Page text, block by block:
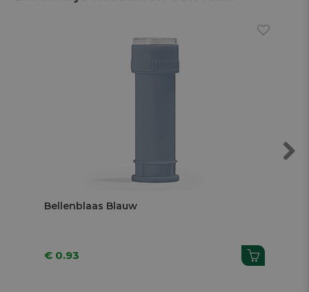
Bellenblaas Blauw
€ 0.93